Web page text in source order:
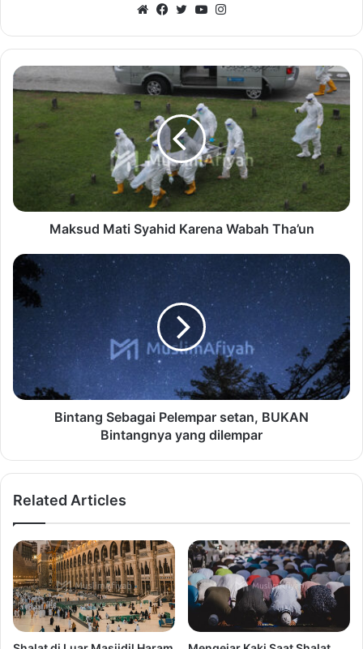
WebsiteFacebook
TwitterYouTube
Maksud Mati Syahid Karena Wabah Tha’un
Bintang Sebagai Pelempar setan, BUKAN
Bintangnya yang dilempar
Related Articles